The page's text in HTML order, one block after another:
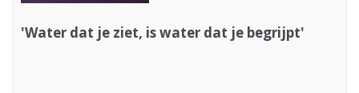
'Water dat je ziet, is water dat je begrijpt'